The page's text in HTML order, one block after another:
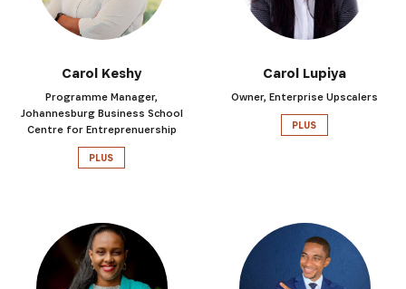
Carol Keshy
Programme Manager,
Johannesburg Business School
Centre for Entreprenuership
PLUS
Carol Lupiya
Owner, Enterprise Upscalers
PLUS